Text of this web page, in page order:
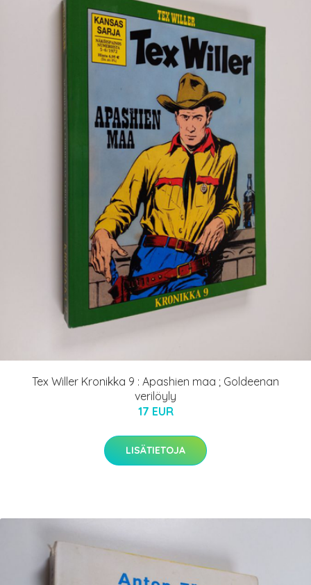
Tex Willer Kronikka 9 : Apashien maa ; Goldeenan
verilöyly
17 EUR
LISÄTIETOJA